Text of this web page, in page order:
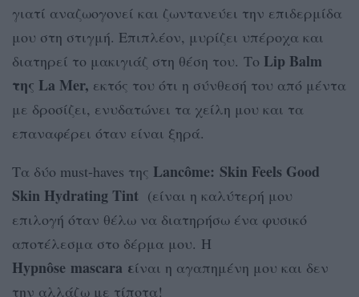
γιατί αναζωογονεί και ζωντανεύει την επιδερμίδα
μου στη στιγμή. Επιπλέον, μυρίζει υπέροχα και
διατηρεί το μακιγιάζ στη θέση του. Το Lip Balm
της La Mer, εκτός του ότι η σύνθεσή του από μέντα
με δροσίζει, ενυδατώνει τα χείλη μου και τα
επαναφέρει όταν είναι ξηρά.
Τα δύο must-haves της Lancôme: Skin Feels Good
Skin Hydrating Tint (είναι η καλύτερή μου
επιλογή όταν θέλω να διατηρήσω ένα φυσικό
αποτέλεσμα στο δέρμα μου. Η
Hypnôse mascara είναι η αγαπημένη μου και δεν
την αλλάζω με τίποτα!